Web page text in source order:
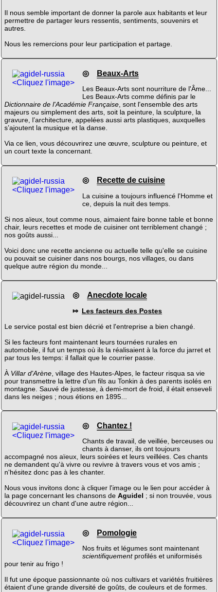
Il nous semble important de donner la parole aux habitants et leur
permettre de partager leurs ressentis, sentiments, souvenirs et
autres.
Nous les remercions pour leur participation et partage.
<Cliquez l'image>
◎ Beaux-Arts
Les Beaux-Arts sont nourriture de l'Âme...
Les Beaux-Arts comme définis par le
Dictionnaire de l'Académie Française, sont l'ensemble des arts
majeurs ou simplement des arts, soit la peinture, la sculpture, la
gravure, l’architecture, appelées aussi arts plastiques, auxquelles
s’ajoutent la musique et la danse.
Via ce lien, vous découvrirez une œuvre, sculpture ou peinture, et
un court texte la concernant.
<Cliquez l'image>
◎ Recette de cuisine
La cuisine a toujours influencé l'Homme et
ce, depuis la nuit des temps.
Si nos aïeux, tout comme nous, aimaient faire bonne table et bonne
chair, leurs recettes et mode de cuisiner ont terriblement changé ;
nos goûts aussi...
Voici donc une recette ancienne ou actuelle telle qu'elle se cuisine
ou pouvait se cuisiner dans nos bourgs, nos villages, ou dans
quelque autre région du monde...
◎ Anecdote locale
⤇ Les facteurs des Postes
Le service postal est bien décrié et l'entreprise a bien changé.
Si les facteurs font maintenant leurs tournées rurales en
automobile, il fut un temps où ils la réalisaient à la force du jarret et
par tous les temps: il fallait que le courrier passe.
À Villar d'Arène, village des Hautes-Alpes, le facteur risqua sa vie
pour transmettre la lettre d'un fils au Tonkin à des parents isolés en
montagne. Sauvé de justesse, à demi-mort de froid, il était enseveli
dans les neiges ; nous étions en 1895...
<Cliquez l'image>
◎ Chantez !
Chants de travail, de veillée, berceuses ou
chants à danser, ils ont toujours
accompagné nos aïeux, leurs soirées et leurs veillées. Ces chants
ne demandent qu'à vivre ou revivre à travers vous et vos amis ;
n'hésitez donc pas à les chanter.
Nous vous invitons donc à cliquer l'image ou le lien pour accéder à
la page concernant les chansons de Aguidel ; si non trouvée, vous
découvrirez un chant d'une autre région...
<Cliquez l'image>
◎ Pomologie
Nos fruits et légumes sont maintenant
scientifiquementprofilés et uniformisés
pour tenir au frigo !
Il fut une époque passionnante où nos cultivars et variétés fruitières
étaient d'une grande diversité de goûts, de couleurs et de formes.